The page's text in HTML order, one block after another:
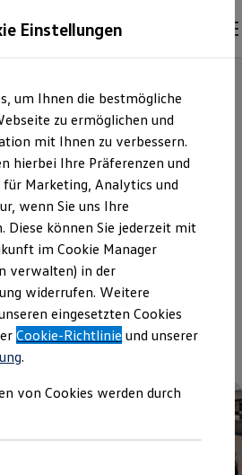
und Gebrauchtwagen
Zertifizierte Gebrauchtwagen
bei Gebrauchtwagen
mehr
dieser Seite ist die Volkswagen
& Rechtliches )
Einstellungen
um Ihnen die bestmögliche
zu ermöglichen und
mit Ihnen zu verbessern.
hierbei Ihre Präferenzen und
Marketing, Analytics und
wenn Sie uns Ihre
Diese können Sie jederzeit mit
im Cookie Manager
verwalten) in der
widerrufen. Weitere
eingesetzten Cookies
Cookie-Richtlinie und unserer
.
von Cookies werden durch